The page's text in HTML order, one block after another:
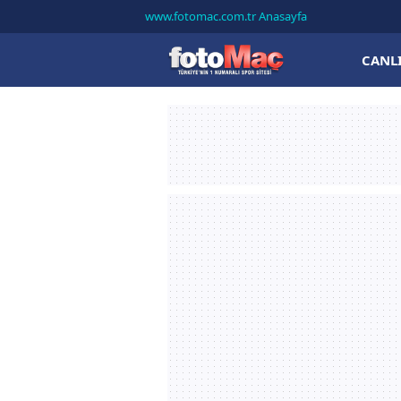
www.fotomac.com.tr Anasayfa